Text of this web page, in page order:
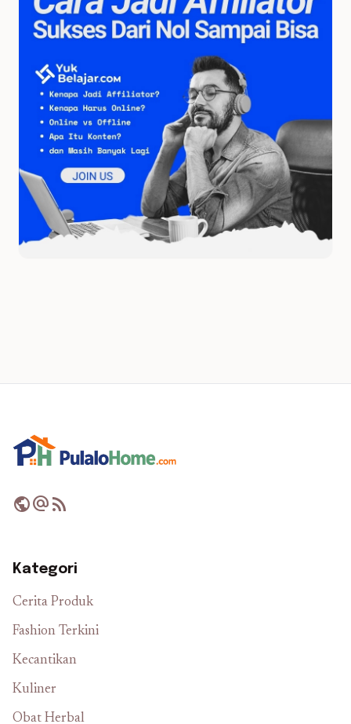
publicalternate_emailrss_feed
Kategori
Cerita Produk
Fashion Terkini
Kecantikan
Kuliner
Obat Herbal